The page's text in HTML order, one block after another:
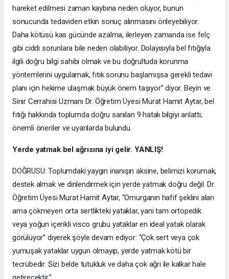
hareket edilmesi zaman kaybına neden oluyor, bunun
sonucunda tedaviden etkin sonuç alınmasını önleyebiliyor.
Daha kötüsü kas gücünde azalma, ilerleyen zamanda ise felç
gibi ciddi sorunlara bile neden olabiliyor. Dolayısıyla bel fıtığıyla
ilgili doğru bilgi sahibi olmak ve bu doğrultuda korunma
yöntemlerini uygulamak, fıtık sorunu başlamışsa gerekli tedavi
planı için hekime ulaşmak büyük önem taşıyor” diyor. Beyin ve
Sinir Cerrahisi Uzmanı Dr. Öğretim Üyesi Murat Hamit Aytar, bel
fıtığı hakkında toplumda doğru sanılan 9 hatalı bilgiyi anlattı;
önemli öneriler ve uyarılarda bulundu.
Yerde yatmak bel ağrısına iyi gelir. YANLIŞ!
DOĞRUSU: Toplumdaki yaygın inanışın aksine, belimizi korumak,
destek almak ve dinlendirmek için yerde yatmak doğru değil. Dr.
Öğretim Üyesi Murat Hamit Aytar, “Omurganın hafif şeklini alan
ama çökmeyen orta sertlikteki yataklar, yani tam ortopedik
veya yoğun içerikli visco grubu yataklar en ideal yatak olarak
görülüyor” diyerek şöyle devam ediyor: “Çok sert veya çok
yumuşak yataklar uygun olmayıp, yerde yatmak kötü bir
tecrübedir. Sizi belde tutukluk ve daha çok ağrı ile kalkar hale